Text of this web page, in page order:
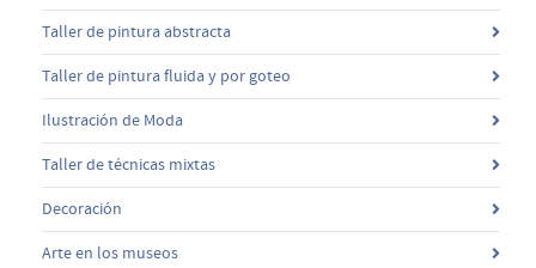
Taller de pintura abstracta
Taller de pintura fluida y por goteo
Ilustración de Moda
Taller de técnicas mixtas
Decoración
Arte en los museos